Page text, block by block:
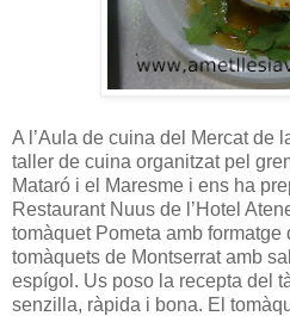
A l’Aula de cuina del Mercat de
taller de cuina organitzat pel
Mataró i el Maresme i ens ha
Restaurant Nuus de l’Hotel
tomàquet Pometa amb formatge
tomàquets de Montserrat amb
espígol. Us poso la recepta del
senzilla, ràpida i bona. El